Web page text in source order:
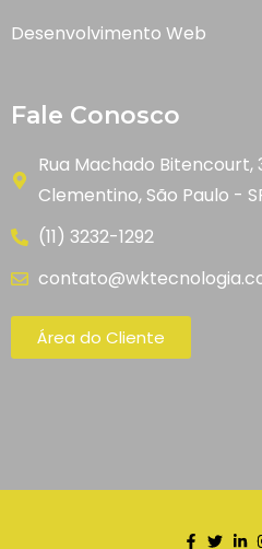
Desenvolvimento Web
Fale Conosco
Rua Machado Bitencourt,
Clementino, São Paulo -
(11) 3232-1292
Área do Cliente